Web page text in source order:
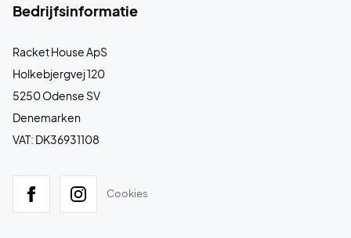
Bedrijfsinformatie
Racket House ApS
Holkebjergvej 120
5250 Odense SV
Denemarken
VAT: DK36931108
Cookies